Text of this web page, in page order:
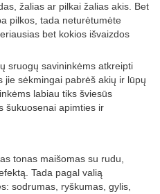
žalias ar pilkai žalias akis. Bet
pilkos, tada neturėtumėte
bet kokios išvaizdos
sruogų savininkėms atkreipti
jie sėkmingai pabrėš akių ir lūpų
labiau tiks šviesūs
šukuosenai apimties ir
tonas maišomas su rudu,
Tada pagal valią
sodrumas, ryškumas, gylis,